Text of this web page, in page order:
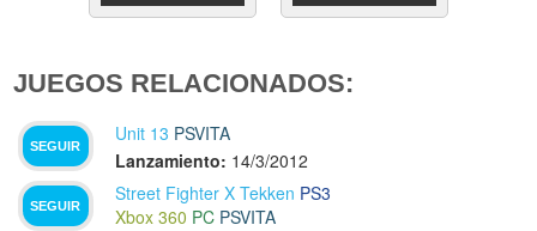
JUEGOS RELACIONADOS:
SEGUIR
Unit 13 PSVITA
Lanzamiento: 14/3/2012
SEGUIR
Street Fighter X Tekken PS3
Xbox 360 PC PSVITA